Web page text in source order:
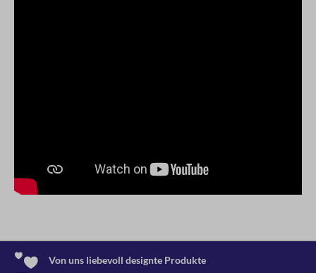
Von uns liebevoll designte Produkte